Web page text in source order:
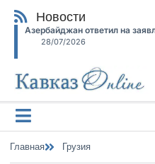
Новости
Азербайджан ответил на
28/07/2026
Главная Грузия